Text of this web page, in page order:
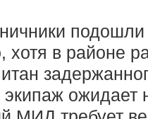
хотя в районе
ожидает